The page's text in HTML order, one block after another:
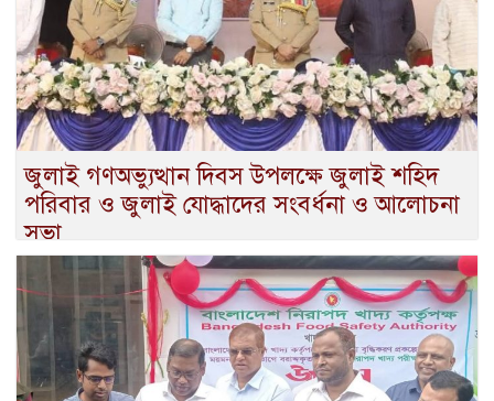
জুলাই গণঅভ্যুত্থান দিবস উপলক্ষে জুলাই শহিদ
পরিবার ও জুলাই যোদ্ধাদের সংবর্ধনা ও আলোচনা
সভা